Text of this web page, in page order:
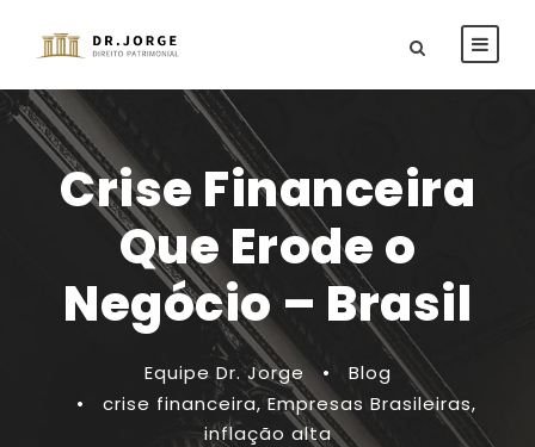
Crise Financeira
Que Erode o
Negócio – Brasil
Equipe Dr. Jorge •
Blog
•
crise financeira, Empresas Brasileiras,
inflação alta